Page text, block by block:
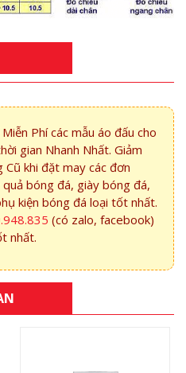
Phí các mẫu áo đấu cho
gian Nhanh Nhất. Giảm
Cũ khi đặt may các đơn
bóng đá, giày bóng đá,
kiện bóng đá loại tốt nhất.
(có zalo, facebook)
nhất.